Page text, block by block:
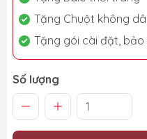
Tặng Chuột không
Tặng gói cài đặt,
Số lượng